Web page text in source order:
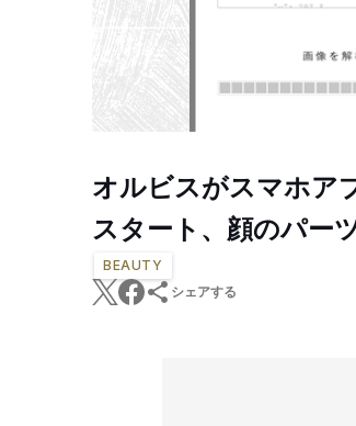
オルビスがスマホア
スタート、顔のパー
BEAUTY
シェアする